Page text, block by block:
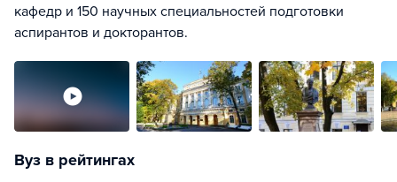
кафедр и 150 научных специальностей подготовки
аспирантов и докторантов.
Вуз в рейтингах